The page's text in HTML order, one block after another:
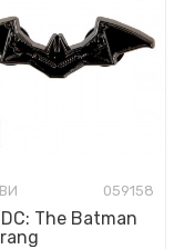
059158
The Batman